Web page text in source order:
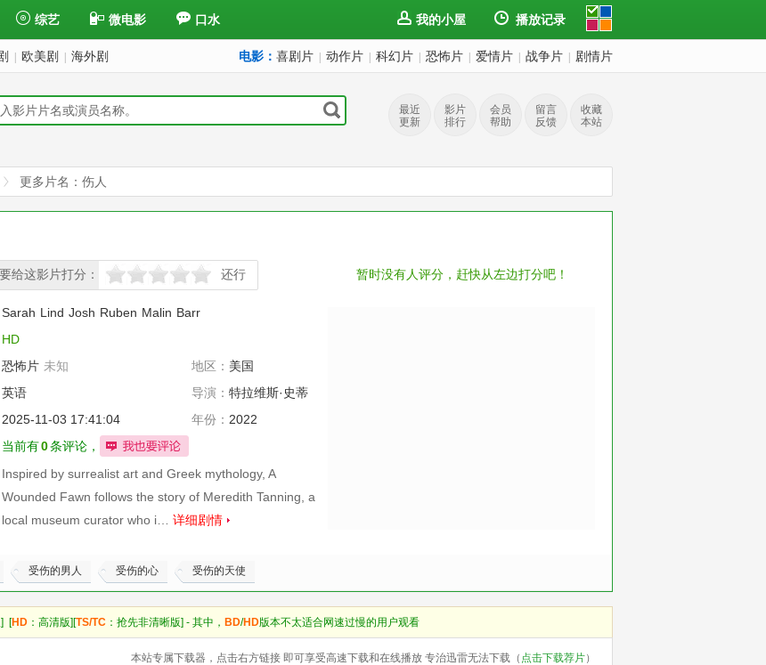
综艺 微电影 口水 我的小屋 播放记录
欧美剧 海外剧 电影： 喜剧片 动作片 科幻片 恐怖片 爱情片 战争片 剧情片
最近
更新
影片
排行
会员
帮助
留言
反馈
收藏
本站
更多片名：伤人
暂时没有人评分，赶快从左边打分吧！
给这影片打分：
很差较差 还行推荐 力荐 还行
Sarah Lind Josh Ruben Malin Barr
HD
恐怖片 未知 地区： 美国
英语 导演： 特拉维斯·史蒂
文斯
2025-11-03 17:41:04 年份： 2022
当前有0条评论，
Inspired by surrealist art and Greek mythology, A
Wounded Fawn follows the story of Meredith Tanning, a
local museum curator who i… 详细剧情
受伤的男人 受伤的心 受伤的天使
] [HD ：高清版][TS/TC ：抢先非清晰版] - 其中， BD/HD版本不太适合网速过慢的用户观看
本站专属下载器，点击右方链接 即可享受高速下载和在线播放 专治迅雷无法下载（ 点击下载荐片）